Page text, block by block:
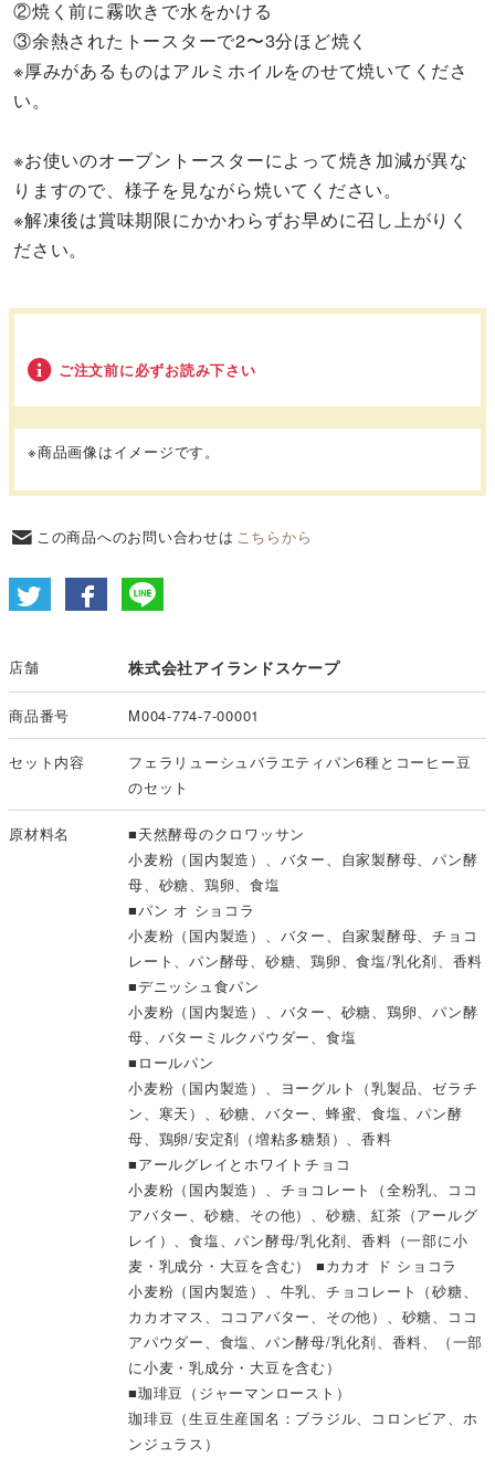
②焼く前に霧吹きで水をかける
③余熱されたトースターで2〜3分ほど焼く
※厚みがあるものはアルミホイルをのせて焼いてくださ
い。
※お使いのオーブントースターによって焼き加減が異な
りますので、様子を見ながら焼いてください。
※解凍後は賞味期限にかかわらずお早めに召し上がりく
ださい。
ご注文前に必ずお読み下さい
※商品画像はイメージです。
この商品へのお問い合わせは こちらから
店舗 株式会社アイランドスケープ
商品番号 M004-774-7-00001
セット内容
フェラリューシュバラエティパン6種とコーヒー豆
のセット
原材料名
■天然酵母のクロワッサン
小麦粉（国内製造）、バター、自家製酵母、パン酵
母、砂糖、鶏卵、食塩
■パン オ ショコラ
小麦粉（国内製造）、バター、自家製酵母、チョコ
レート、パン酵母、砂糖、鶏卵、食塩/乳化剤、香料
■デニッシュ食パン
小麦粉（国内製造）、バター、砂糖、鶏卵、パン酵
母、バターミルクパウダー、食塩
■ロールパン
小麦粉（国内製造）、ヨーグルト（乳製品、ゼラチ
ン、寒天）、砂糖、バター、蜂蜜、食塩、パン酵
母、鶏卵/安定剤（増粘多糖類）、香料
■アールグレイとホワイトチョコ
小麦粉（国内製造）、チョコレート（全粉乳、ココ
アバター、砂糖、その他）、砂糖、紅茶（アールグ
レイ）、食塩、パン酵母/乳化剤、香料（一部に小
麦・乳成分・大豆を含む） ■カカオ ド ショコラ
小麦粉（国内製造）、牛乳、チョコレート（砂糖、
カカオマス、ココアバター、その他）、砂糖、ココ
アパウダー、食塩、パン酵母/乳化剤、香料、（一部
に小麦・乳成分・大豆を含む）
■珈琲豆（ジャーマンロースト）
珈琲豆（生豆生産国名：ブラジル、コロンビア、ホ
ンジュラス）